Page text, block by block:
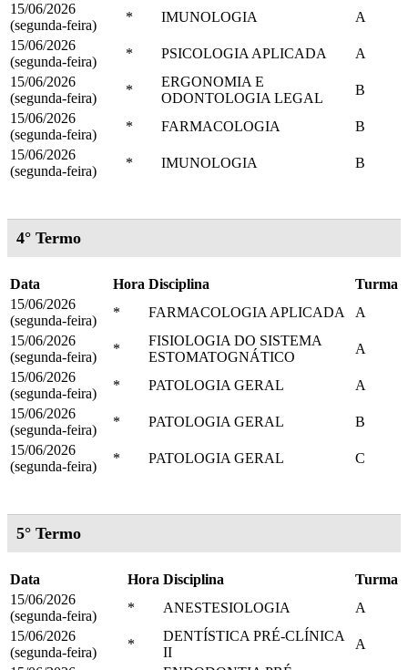
15/06/2026
(segunda-feira)
* IMUNOLOGIA
A
15/06/2026
(segunda-feira)
* PSICOLOGIA APLICADA
A
15/06/2026
(segunda-feira)
*
ERGONOMIA E
ODONTOLOGIA LEGAL
B
15/06/2026
(segunda-feira)
* FARMACOLOGIA
B
15/06/2026
(segunda-feira)
* IMUNOLOGIA B
4° Termo
Data Hora Disciplina
Turma
15/06/2026
(segunda-feira)
* FARMACOLOGIA APLICADA
A
15/06/2026
(segunda-feira)
*
FISIOLOGIA DO SISTEMA
ESTOMATOGNÁTICO
A
15/06/2026
(segunda-feira)
* PATOLOGIA GERAL
A
15/06/2026
(segunda-feira)
* PATOLOGIA GERAL
B
15/06/2026
(segunda-feira)
* PATOLOGIA GERAL C
5° Termo
Data Hora Disciplina
Turma
15/06/2026
(segunda-feira)
* ANESTESIOLOGIA
A
15/06/2026
(segunda-feira)
*
DENTÍSTICA PRÉ-CLÍNICA
II
A